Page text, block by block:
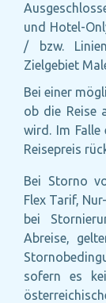
und Hotel-
/ bzw.
Zielgebiet
Bei einer
ob die Reise
wird. Im Falle
Reisepreis
Bei Storno
Flex Tarif,
bei
Abreise,
sofern es